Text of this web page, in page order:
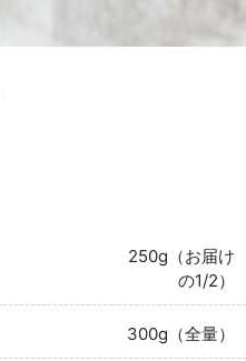
250g（お届け
の1/2）
300g（全量）